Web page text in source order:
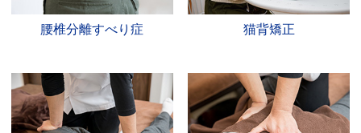
腰椎分離すべり症 猫背矯正